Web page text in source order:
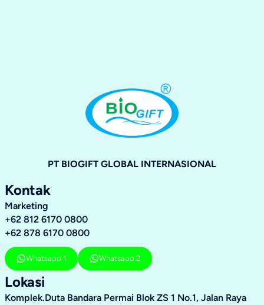
PT BIOGIFT GLOBAL INTERNASIONAL
Kontak
Marketing
+62 812 6170 0800
+62 878 6170 0800
Whatsapp 1 Whatsapp 2
Lokasi
Komplek.Duta Bandara Permai Blok ZS 1 No.1, Jalan Raya